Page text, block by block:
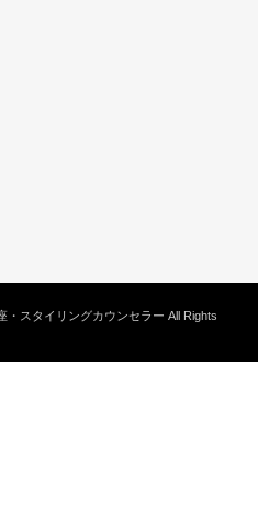
・スタイリングカウンセラー All Rights